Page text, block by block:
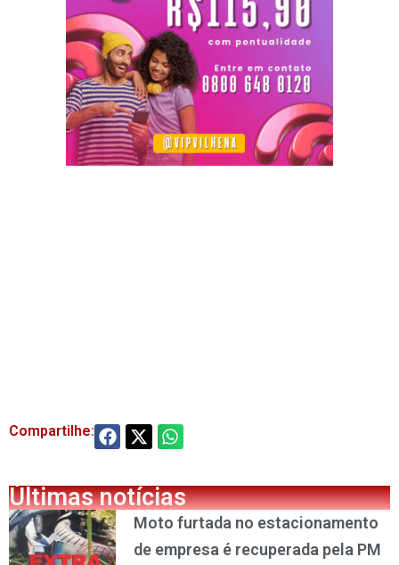
Compartilhe:
Últimas notícias
Moto furtada no estacionamento
de empresa é recuperada pela PM